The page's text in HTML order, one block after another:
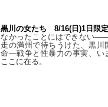
黒川の女たち 8/16(日)1日限定
なかったことにはできない
走の満州で待ちうけた、黒川
命―戦争と性暴力の事実、い
ここに在る。